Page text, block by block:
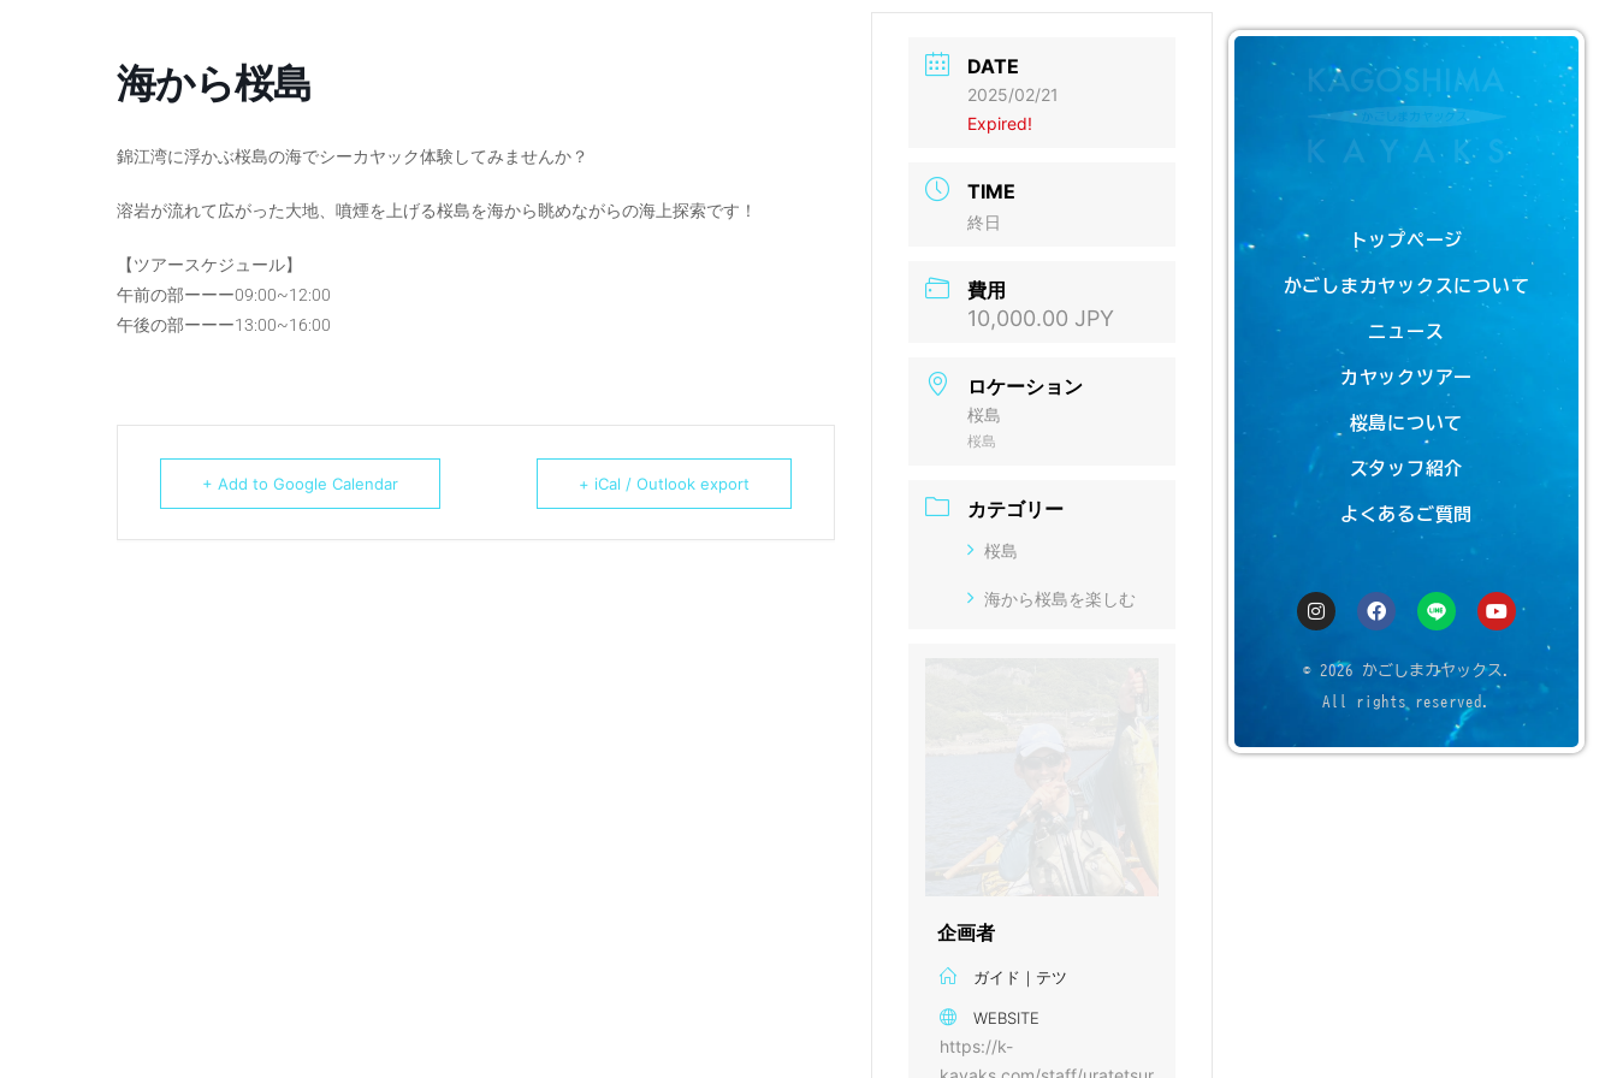
トップページ
かごしまカヤックスについて
ニュース
カヤックツアー
桜島について
スタッフ紹介
よくあるご質問
© 2026 かごしまカヤックス.
All rights reserved.
海から桜島
錦江湾に浮かぶ桜島の海でシーカヤック体験してみませんか？
溶岩が流れて広がった大地、噴煙を上げる桜島を海から眺めながらの海上探索です！
【ツアースケジュール】
午前の部ーーー09:00~12:00
午後の部ーーー13:00~16:00
+ Add to Google Calendar + iCal / Outlook export
DATE
2025/02/21
Expired!
TIME
終日
費用
10,000.00 JPY
ロケーション
桜島
桜島
カテゴリー
桜島
海から桜島を楽しむ
企画者
ガイド｜テツ
WEBSITE
https://k-